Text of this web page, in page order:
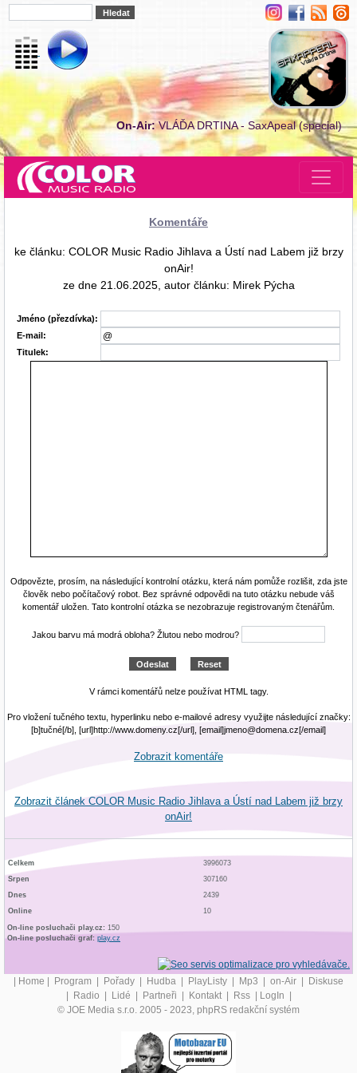
On-Air:VLÁĎA DRTINA - SaxApeal (special)
Komentáře
ke článku: COLOR Music Radio Jihlava a Ústí nad Labem již brzy
onAir!
ze dne 21.06.2025, autor článku: Mirek Pýcha
Jméno (přezdívka):
E-mail:
Titulek:
Odpovězte, prosím, na následující kontrolní otázku, která nám pomůže rozlišit, zda jste
člověk nebo počítačový robot. Bez správné odpovědi na tuto otázku nebude váš
komentář uložen. Tato kontrolní otázka se nezobrazuje registrovaným čtenářům.
Jakou barvu má modrá obloha? Žlutou nebo modrou?
V rámci komentářů nelze používat HTML tagy.
Pro vložení tučného textu, hyperlinku nebo e-mailové adresy využijte následující značky:
[b]tučné[/b], [url]http://www.domeny.cz[/url], [email]jmeno@domena.cz[/email]
Zobrazit komentáře
Zobrazit článek COLOR Music Radio Jihlava a Ústí nad Labem již brzy
onAir!
Celkem
3996073
Srpen
307160
Dnes
2439
Online
10
On-line posluchači play.cz: 150
On-line posluchači graf: play.cz
| Home | Program | Pořady | Hudba | PlayListy | Mp3 | on-Air | Diskuse
| Radio | Lidé | Partneři | Kontakt | Rss | LogIn |
© JOE Media s.r.o. 2005 - 2023, phpRS redakční systém